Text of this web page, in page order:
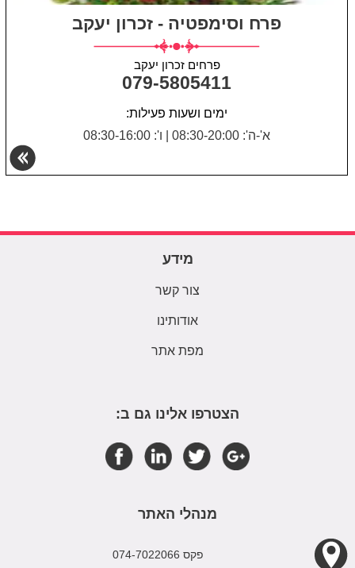
פרח וסימפטיה - זכרון יעקב
פרחים זכרון יעקב
079-5805411
ימים ושעות פעילות:
א'-ה': 08:30-20:00
ו': 08:30-16:00
מידע
צור קשר
אודותינו
מפת אתר
הצטרפו אלינו גם ב:
מנהלי האתר
פקס 074-7022066